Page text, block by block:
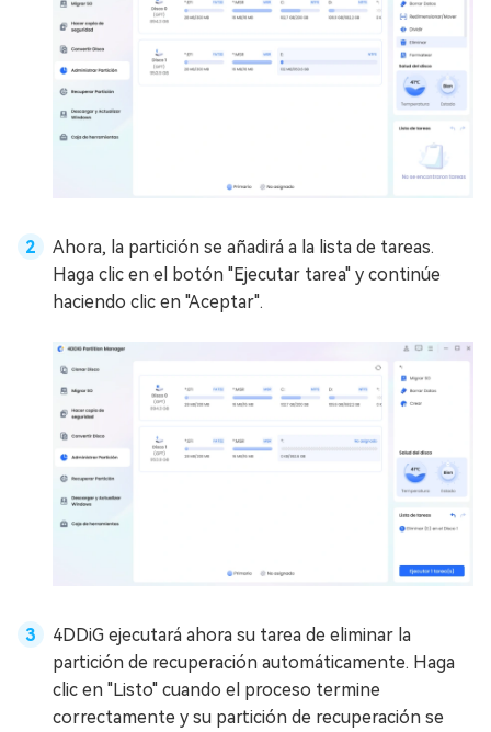
Ahora, la partición se añadirá a la lista de tareas.
Haga clic en el botón "Ejecutar tarea" y continúe
haciendo clic en "Aceptar".
4DDiG ejecutará ahora su tarea de eliminar la
partición de recuperación automáticamente. Haga
clic en "Listo" cuando el proceso termine
correctamente y su partición de recuperación se